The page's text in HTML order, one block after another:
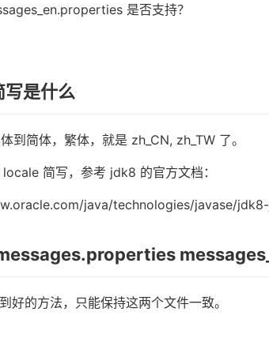
是否支持？
写是什么
到简体，繁体，就是 zh_CN, zh_TW 了。
简写，参考 jdk8 的官方文档：
java/technologies/javase/
好的方法，只能保持这两个文件一致。